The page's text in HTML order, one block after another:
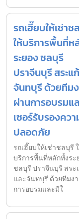
รถเฮี๊ยบให้เช่าช
ให้บริการพื้นที่ห
ระยอง ชลบุรี
ปราจีนบุรี สระแ
จันทบุรี ด้วยทีม
ผ่านการอบรมแ
เซอร์รับรองควา
ปลอดภัย
รถเฮี๊ยบให้เช่าชลบุรี
บริการพื้นที่หลักทั้งระ
ชลบุรี ปราจีนบุรี สระ
และจันทบุรี ด้วยทีมง
การอบรมและมีใ